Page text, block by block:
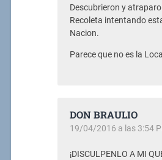
Descubrieron y
Recoleta intentando
Nacion.
Parece que no es la Loca
DON BRAULIO
19/04/2016 a las 3:54
¡DISCULPENLO A MI